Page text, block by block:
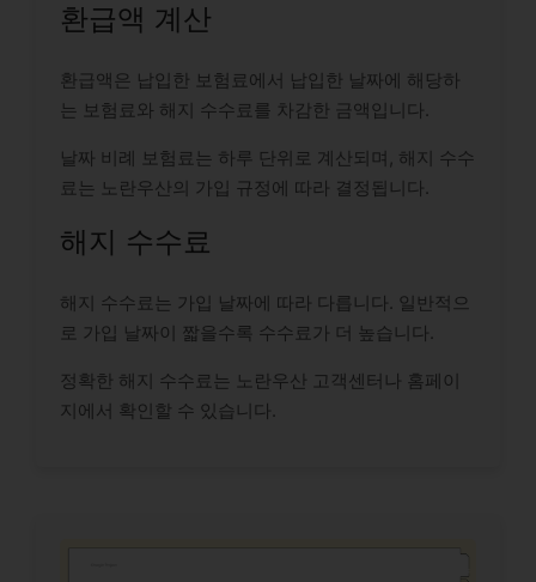
환급액 계산
환급액은 납입한 보험료에서 납입한 날짜에 해당하
는 보험료와 해지 수수료를 차감한 금액입니다.
날짜 비례 보험료는 하루 단위로 계산되며, 해지 수수
료는 노란우산의 가입 규정에 따라 결정됩니다.
해지 수수료
해지 수수료는 가입 날짜에 따라 다릅니다. 일반적으
로 가입 날짜이 짧을수록 수수료가 더 높습니다.
정확한 해지 수수료는 노란우산 고객센터나 홈페이
지에서 확인할 수 있습니다.